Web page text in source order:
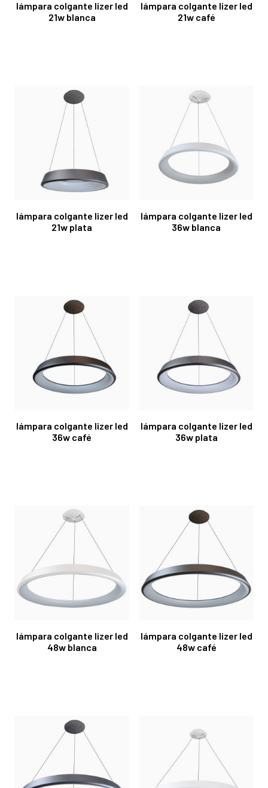
lámpara colgante lizer led
21w blanca
lámpara colgante lizer led
21w café
lámpara colgante lizer led
21w plata
lámpara colgante lizer led
36w blanca
lámpara colgante lizer led
36w café
lámpara colgante lizer led
36w plata
lámpara colgante lizer led
48w blanca
lámpara colgante lizer led
48w café